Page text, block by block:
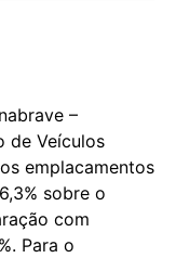
–
de Veículos
emplacamentos
sobre o
com
Para o